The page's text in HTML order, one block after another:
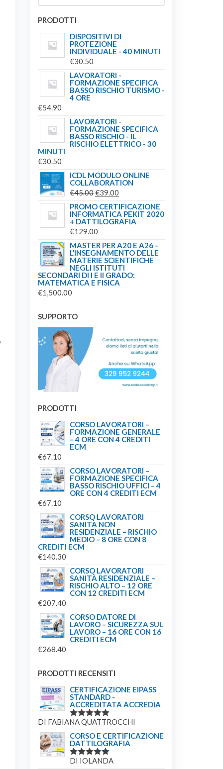
PRODOTTI
DISPOSITIVI DI
PROTEZIONE
INDIVIDUALE - 40 MINUTI
€30.50
LAVORATORI -
FORMAZIONE SPECIFICA
BASSO RISCHIO TURISMO -
4 ORE
€54.90
LAVORATORI -
FORMAZIONE SPECIFICA
BASSO RISCHIO - IL
RISCHIO ELETTRICO - 30
MINUTI
€30.50
ICDL MODULO ONLINE
COLLABORATION
€45.00IL
PREZZO
ORIGINALE
ERA:
€39.00
PREZZO
ATTUALE
PROMO CERTIFICAZIONE
INFORMATICA PEKIT 2020
+ DATTILOGRAFIA
€129.00
MASTER PER A20 E A26 –
L’INSEGNAMENTO DELLE
MATERIE SCIENTIFICHE
NEGLI ISTITUTI
SECONDARI DI I E II GRADO:
MATEMATICA E FISICA
€1,500.00
SUPPORTO
PRODOTTI
CORSO LAVORATORI –
FORMAZIONE GENERALE
– 4 ORE CON 4 CREDITI
ECM
€67.10
CORSO LAVORATORI –
FORMAZIONE SPECIFICA
BASSO RISCHIO UFFICI – 4
ORE CON 4 CREDITI ECM
€67.10
CORSO LAVORATORI
SANITÀ NON
RESIDENZIALE – RISCHIO
MEDIO – 8 ORE CON 8
CREDITI ECM
€140.30
CORSO LAVORATORI
SANITÀ RESIDENZIALE –
RISCHIO ALTO – 12 ORE
CON 12 CREDITI ECM
€207.40
CORSO DATORE DI
LAVORO – SICUREZZA SUL
LAVORO – 16 ORE CON 16
CREDITI ECM
€268.40
PRODOTTI RECENSITI
CERTIFICAZIONE EIPASS
STANDARD -
ACCREDITATA ACCREDIA
VALUTATO
DI FABIANA QUATTROCCHI
CORSO E CERTIFICAZIONE
DATTILOGRAFIA
VALUTATO
DI IOLANDA